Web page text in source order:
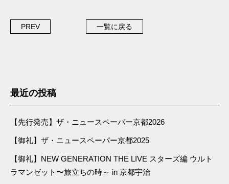
PREV 一覧に戻る
最近の投稿
【先行発売】ザ・ニュースペーパー京都2026
【御礼】ザ・ニュースペーパー京都2025
【御礼】NEW GENERATION THE LIVE スターズ編 ウルト
ラマンゼット〜旅立ちの時～ in 京都宇治